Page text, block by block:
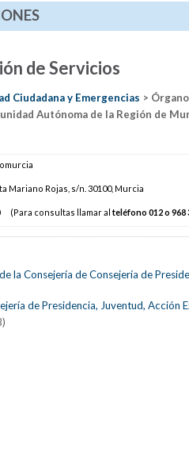
de Servicios
Ciudadana y Emergencias >
Autónoma de la Región de
Mariano Rojas, s/n. 30100, Murcia
(Para consultas llamar alteléfono 012 o 968
la Consejería de Consejería de
de Presidencia, Juventud, Acción